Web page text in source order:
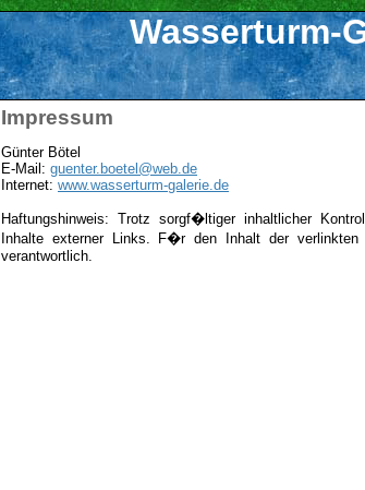
Wasserturm-
Impressum
Günter Bötel
E-Mail: guenter.boetel@web.de
Internet: www.wasserturm-galerie.de
Haftungshinweis: Trotz sorgf�ltiger inhaltlicher
Inhalte externer Links. F�r den Inhalt der
verantwortlich.